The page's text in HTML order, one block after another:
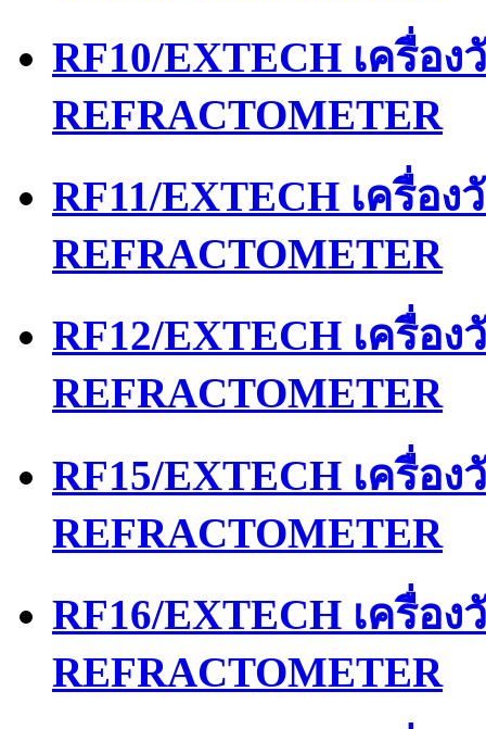
RF10/EXTECH เครื่อ
REFRACTOMETER
RF11/EXTECH เครื่อ
REFRACTOMETER
RF12/EXTECH เครื่อ
REFRACTOMETER
RF15/EXTECH เครื่อ
REFRACTOMETER
RF16/EXTECH เครื่อ
REFRACTOMETER